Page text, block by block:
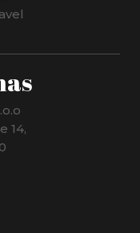
14,